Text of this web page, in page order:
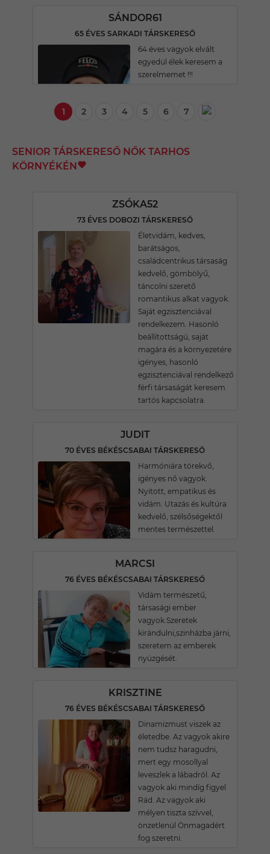
SÁNDOR61
65 ÉVES SARKADI TÁRSKERESŐ
64 éves vagyok elvált
egyedül élek keresem a
szerelmemet !!!
1 2 3 4 5 6 7
SENIOR TÁRSKERESŐ NŐK TARHOS
KÖRNYÉKÉN
ZSÓKA52
73 ÉVES DOBOZI TÁRSKERESŐ
Életvidám, kedves,
barátságos,
családcentrikus társaság
kedvelő, gömbölyű,
táncolni szerető
romantikus alkat vagyok.
Saját egzisztenciával
rendelkezem. Hasonló
beállítottságú, saját
magára és a környezetére
igényes, hasonló
egzisztenciával rendelkező
férfi társaságát keresem
tartós kapcsolatra.
JUDIT
70 ÉVES BÉKÉSCSABAI TÁRSKERESŐ
Harmóniára törekvő,
igényes nő vagyok.
Nyitott, empatikus és
vidám. Utazás és kultúra
kedvelő, szélsőségektől
mentes természettel.
MARCSI
76 ÉVES BÉKÉSCSABAI TÁRSKERESŐ
Vidám természetű,
társasági ember
vagyok.Szeretek
kirándulni,szinházba járni,
szeretem az emberek
nyüzgését.
KRISZTINE
76 ÉVES BÉKÉSCSABAI TÁRSKERESŐ
Dinamizmust viszek az
életedbe. Az vagyok akire
nem tudsz haragudni,
mert egy mosollyal
leveszlek a lábadról. Az
vagyok aki mindíg figyel
Rád. Az vagyok aki
mélyen tiszta szívvel,
önzetlenül Önmagadért
fog szeretni.